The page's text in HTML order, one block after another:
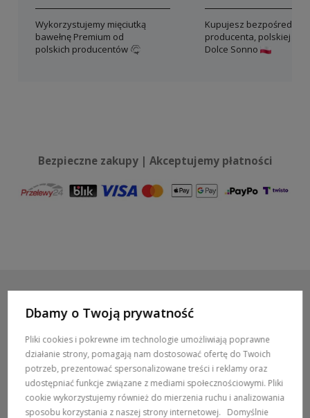
Wykorzystujemy mięciutką
bawełnę Premium od
polskich producentów
Kupujesz bezpośrednio
producenta, polskiej
Dolce Sonno
Bezpieczne zakupy | Akceptujemy płatności
MARKI
POPULARNE KATEGORIE
Dbamy o Twoją prywatność
Pliki cookies i pokrewne im technologie umożliwiają poprawne
działanie strony, pomagają nam dostosować ofertę do Twoich
potrzeb, prezentować spersonalizowane treści i reklamy oraz
udostępniać funkcje związane z mediami społecznościowymi. Pliki
cookie wykorzystujemy również do mierzenia ruchu i analizowania
sposobu korzystania z naszej strony internetowej. Domyślnie